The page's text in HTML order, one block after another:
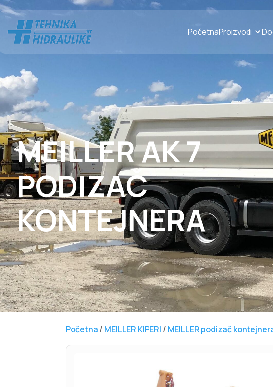
MEILLER AK 7
PODIZAČ
KONTEJNERA
PočetnaProizvodi
Početna / MEILLER KIPERI / MEILLER podizač